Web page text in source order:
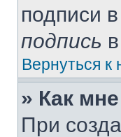
подписи
подпись
Вернуться к
» Как
При